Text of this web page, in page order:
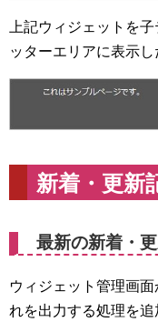
上記ウィジェットを
ッターエリアに表示し
新着・更新
最新の新着・
ウィジェット管理画
れを出力する処理を